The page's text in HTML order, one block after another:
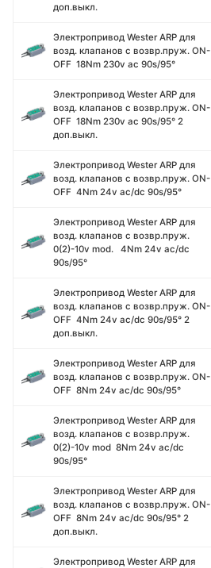
доп.выкл.
Электропривод Wester ARР для
возд. клапанов с возвр.пруж. ON-
OFF 18Nm 230v ac 90s/95°
Электропривод Wester ARР для
возд. клапанов с возвр.пруж. ON-
OFF 18Nm 230v ac 90s/95° 2
доп.выкл.
Электропривод Wester ARР для
возд. клапанов с возвр.пруж. ON-
OFF 4Nm 24v ac/dc 90s/95°
Электропривод Wester ARР для
возд. клапанов с возвр.пруж.
0(2)-10v mod. 4Nm 24v ac/dc
90s/95°
Электропривод Wester ARР для
возд. клапанов с возвр.пруж. ON-
OFF 4Nm 24v ac/dc 90s/95° 2
доп.выкл.
Электропривод Wester ARР для
возд. клапанов с возвр.пруж. ON-
OFF 8Nm 24v ac/dc 90s/95°
Электропривод Wester ARР для
возд. клапанов с возвр.пруж.
0(2)-10v mod 8Nm 24v ac/dc
90s/95°
Электропривод Wester ARР для
возд. клапанов с возвр.пруж. ON-
OFF 8Nm 24v ac/dc 90s/95° 2
доп.выкл.
Электропривод Wester ARР для